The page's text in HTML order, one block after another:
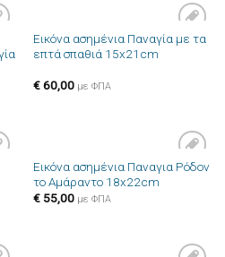
Πρόσθήκη
στην λίστα
Εικόνα ασημένια Παναγία με τα
επτά σπαθιά 15x21cm
€60,00 με ΦΠΑ
Πρόσθήκη
στην λίστα
Εικόνα ασημένια Παναγια Ρόδον
το Αμάραντο 18x22cm
€55,00 με ΦΠΑ